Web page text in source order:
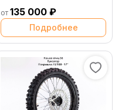
от 135 000 ₽
Подробнее